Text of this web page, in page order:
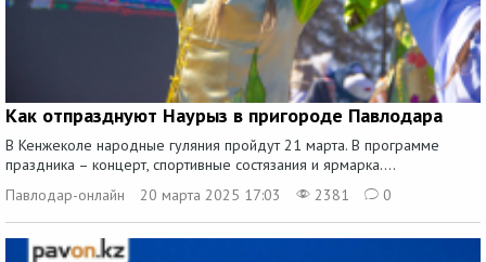
Как отпразднуют Наурыз в пригороде Павлодара
В Кенжеколе народные гуляния пройдут 21 марта. В программе
праздника – концерт, спортивные состязания и ярмарка....
Павлодар-онлайн
20 марта 2025 17:03 2381 0